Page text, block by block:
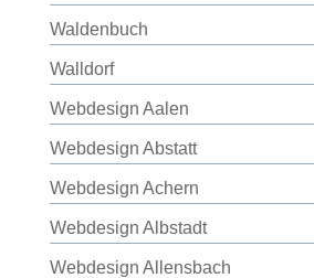
Waldenbuch
Walldorf
Webdesign Aalen
Webdesign Abstatt
Webdesign Achern
Webdesign Albstadt
Webdesign Allensbach